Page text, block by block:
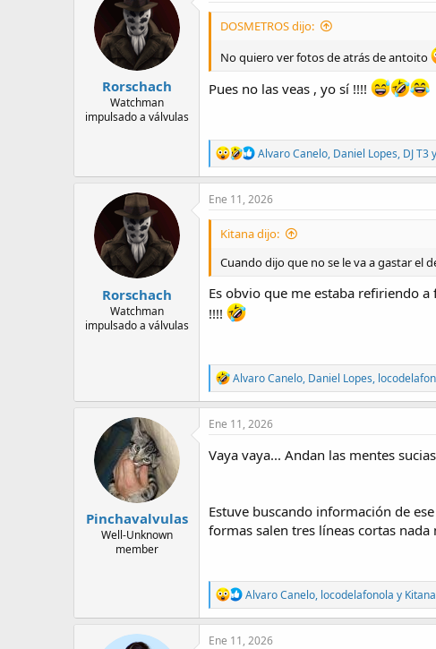
o
s
Rorschach
Watchman
impulsado a válvulas
DOSMETROS dijo:
No quiero ver fotos de atrás de antoito
Pues no las veas , yo sí !!!!
R
e
a
c
o
s
Alvaro Canelo, Daniel Lopes, DJ T3
Rorschach
Watchman
impulsado a válvulas
Ene 11, 2026
Kitana dijo:
Cuando dijo que no se le va a gastar el
Es obvio que me estaba refiriendo
!!!!
R
e
a
c
o
Alvaro Canelo, Daniel Lopes,
Pinchavalvulas
Well-Unknown
member
Ene 11, 2026
Vaya vaya... Andan las mentes
Estuve buscando información de
formas salen tres líneas cortas
R
e
a
c
Alvaro Canelo, locodelafonola y Kitana
Ene 11, 2026